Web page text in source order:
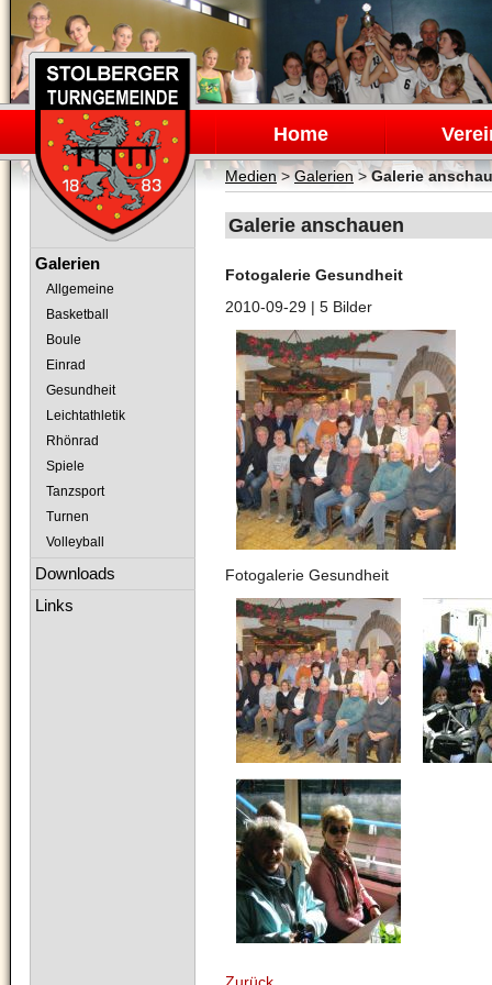
Navigation
überspringen
Home
Medien>Galerien >Galerie
Galerie anschauen
Fotogalerie Gesundheit
2010-09-29 | 5 Bilder
Fotogalerie Gesundheit
Navigation
Galerien
Allgemeine
Basketball
Boule
Einrad
Gesundheit
Leichtathletik
Rhönrad
Spiele
Tanzsport
Turnen
Volleyball
Downloads
Links